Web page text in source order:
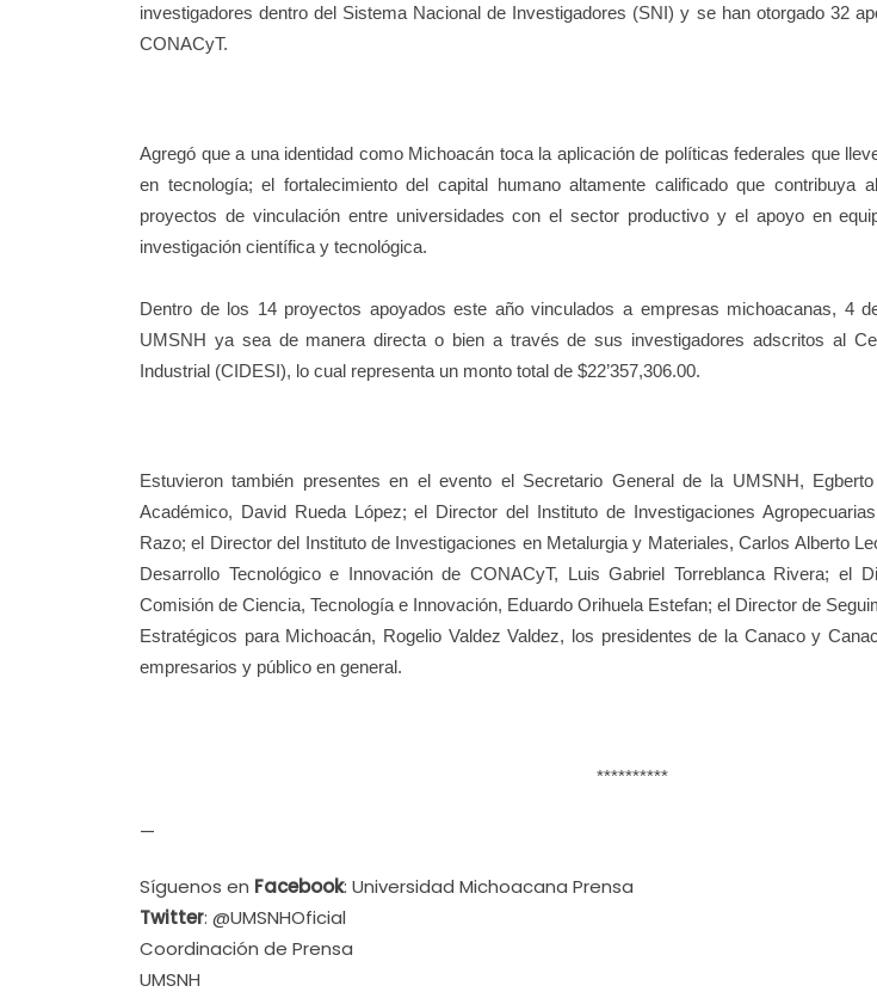
investigadores dentro del Sistema Nacional de Investigadores (SNI) y se han otorgado 32
CONACyT.
Agregó que a una identidad como Michoacán toca la aplicación de políticas federales que
en tecnología; el fortalecimiento del capital humano altamente calificado que contribuya
proyectos de vinculación entre universidades con el sector productivo y el apoyo en
investigación científica y tecnológica.
Dentro de los 14 proyectos apoyados este año vinculados a empresas michoacanas, 4
UMSNH ya sea de manera directa o bien a través de sus investigadores adscritos al
Industrial (CIDESI), lo cual representa un monto total de $22’357,306.00.
Estuvieron también presentes en el evento el Secretario General de la UMSNH,
Académico, David Rueda López; el Director del Instituto de Investigaciones
Razo; el Director del Instituto de Investigaciones en Metalurgia y Materiales, Carlos Alberto
Desarrollo Tecnológico e Innovación de CONACyT, Luis Gabriel Torreblanca Rivera; el
Comisión de Ciencia, Tecnología e Innovación, Eduardo Orihuela Estefan; el Director de
Estratégicos para Michoacán, Rogelio Valdez Valdez, los presidentes de la Canaco y
empresarios y público en general.
**********
—
Síguenos en Facebook: Universidad Michoacana Prensa
Twitter: @UMSNHOficial
Coordinación de Prensa
UMSNH